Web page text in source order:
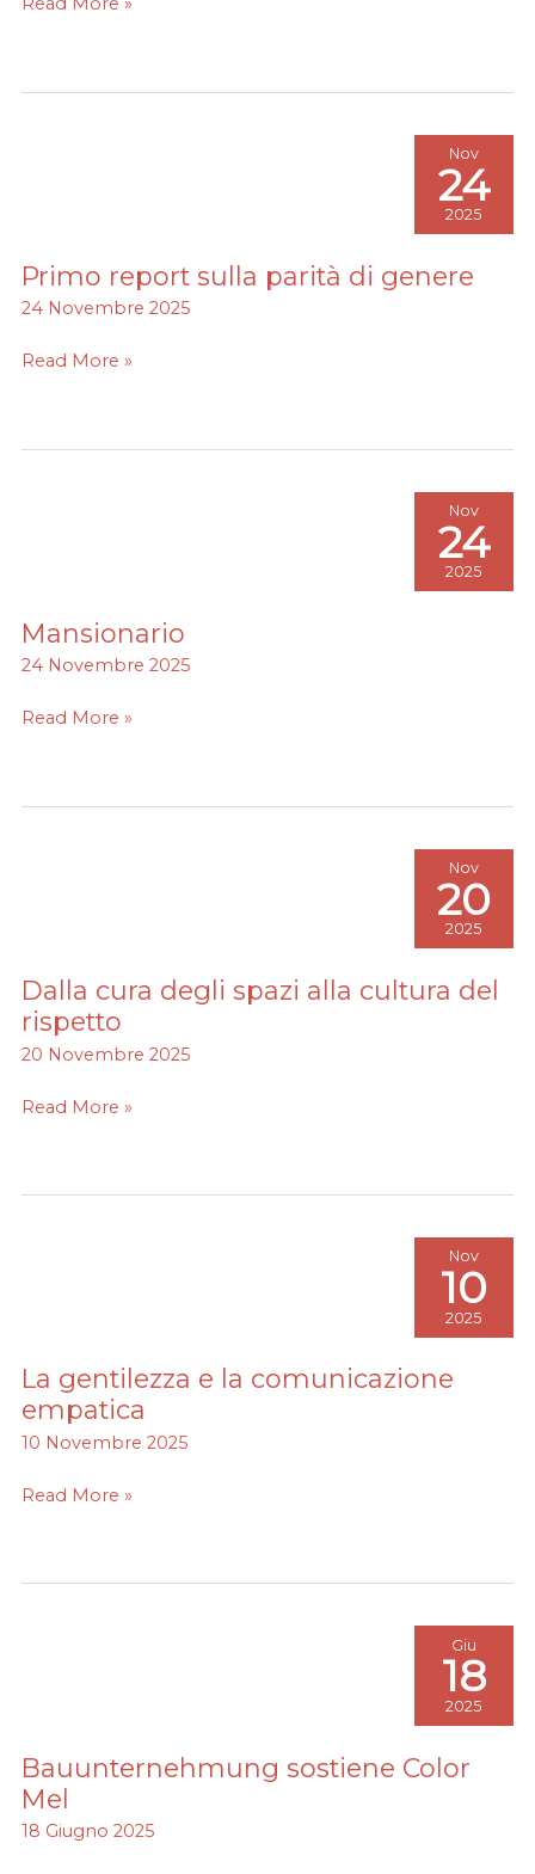
Primo report sulla parità di genere
24 Novembre 2025
Primo
report
parità
Read More »
Nov
24
2025
Mansionario
24 Novembre 2025
Mansionario
Read More »
Nov
24
2025
Dalla cura degli spazi alla cultura del
rispetto
20 Novembre 2025
Dalla
cura
degli
alla
Read More »
Nov
20
2025
La gentilezza e la comunicazione
empatica
10 Novembre 2025
La
gentilezza
comunicazione
Read More »
Nov
10
2025
Bauunternehmung sostiene Color
Mel
18 Giugno 2025
Bauunternehmung
sostiene
Giu
18
2025